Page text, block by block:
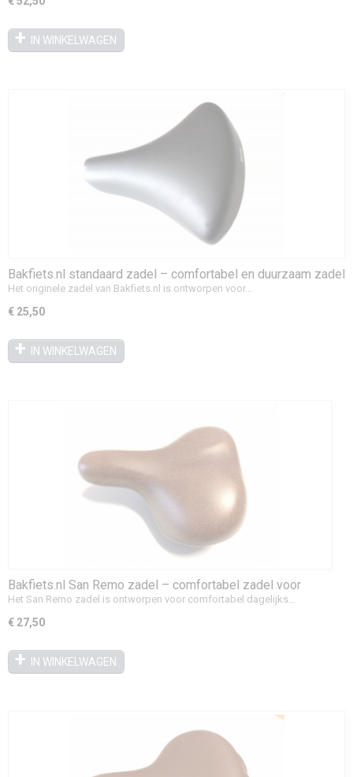
IN WINKELWAGEN
Bakfiets.nl standaard zadel – comfortabel en duurzaam zadel
voor bakfiets
Het originele zadel van Bakfiets.nl is ontworpen voor…
€ 25,50
IN WINKELWAGEN
Bakfiets.nl San Remo zadel – comfortabel zadel voor
bakfietsen
Het San Remo zadel is ontworpen voor comfortabel dagelijks…
€ 27,50
IN WINKELWAGEN